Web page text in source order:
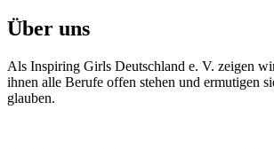
Über uns
Als Inspiring Girls Deutschland e. V. zeigen
ihnen alle Berufe offen stehen und ermutigen
glauben.